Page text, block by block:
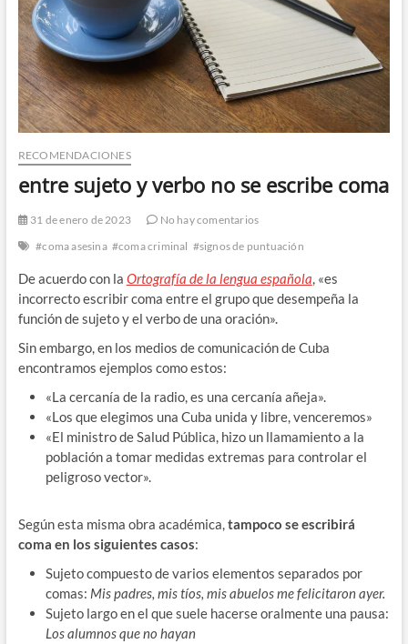
RECOMENDACIONES
entre sujeto y verbo no se escribe coma
31 de enero de 2023
No hay comentarios
#coma asesina #coma criminal #signos de puntuación
De acuerdo con la Ortografía de la lengua española, «es
incorrecto escribir coma entre el grupo que desempeña la
función de sujeto y el verbo de una oración».
Sin embargo, en los medios de comunicación de Cuba
encontramos ejemplos como estos:
«La cercanía de la radio, es una cercanía añeja».
«Los que elegimos una Cuba unida y libre, venceremos»
«El ministro de Salud Pública, hizo un llamamiento a la
población a tomar medidas extremas para controlar el
peligroso vector».
Según esta misma obra académica,tampoco se escribirá
coma en los siguientes casos:
Sujeto compuesto de varios elementos separados por
comas: Mis padres, mis tíos, mis abuelos me felicitaron ayer.
Sujeto largo en el que suele hacerse oralmente una pausa:
Los alumnos que no hayan